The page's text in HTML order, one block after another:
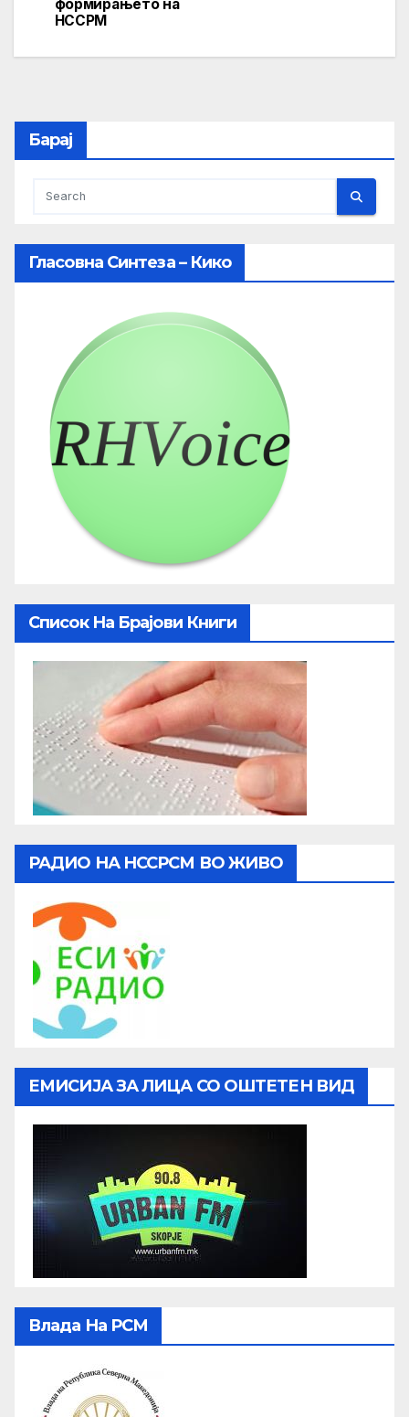
формирањето на
НССРМ
Барај
Гласовна Синтеза – Кико
Список На Брајови Книги
РАДИО НА НССРСМ ВО ЖИВО
ЕМИСИЈА ЗА ЛИЦА СО ОШТЕТЕН ВИД
Влада На РСМ